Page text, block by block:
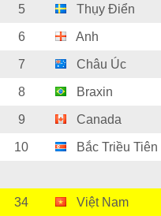
5 Thụy Điển
6 Anh
7 Châu Úc
8 Braxin
9 Canada
10 Bắc Triều Tiên
34 Việt Nam